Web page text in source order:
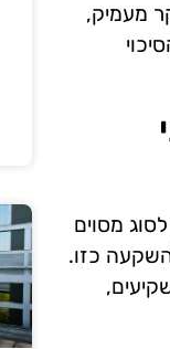
מעמיק,
מסוים
כזו.